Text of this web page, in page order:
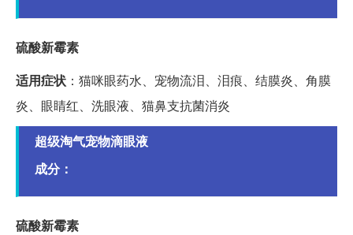
硫酸新霉素
适用症状 ：猫咪眼药水、宠物流泪、泪痕、结膜炎、角膜
炎、眼睛红、洗眼液、猫鼻支抗菌消炎
超级淘气宠物滴眼液
成分：
硫酸新霉素